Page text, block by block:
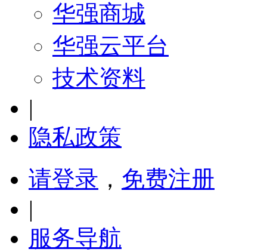
华强商城
华强云平台
技术资料
|
隐私政策
请登录 ， 免费注册
|
服务导航